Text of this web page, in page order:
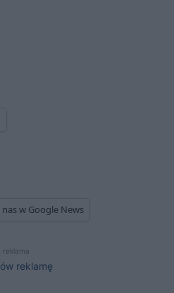
w Google News
reklama
reklamę